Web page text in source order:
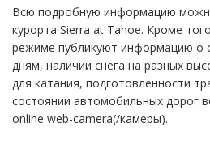
Всю подробную информацию
курорта Sierra at Tahoe. Кроме
режиме публикуют информацию о
дням, наличии снега на разных
для катания, подготовленности
состоянии автомобильных дорог
online web-camera(/камеры).